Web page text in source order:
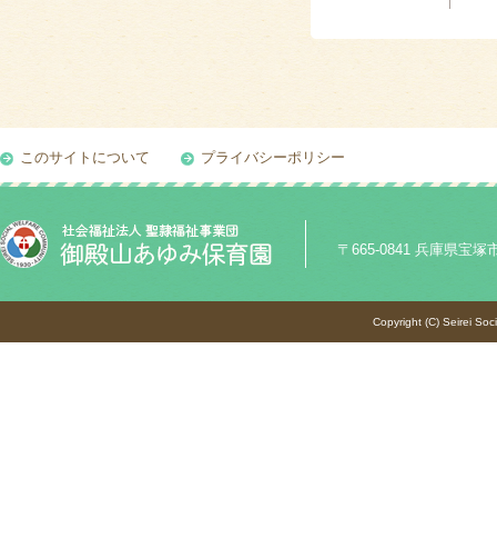
このサイトについて プライバシーポリシー
〒665-0841 兵庫県宝塚
Copyright (C) Seirei